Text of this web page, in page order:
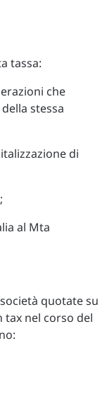
tassa:
che
stessa
di
al Mta
quotate su
tax nel corso del